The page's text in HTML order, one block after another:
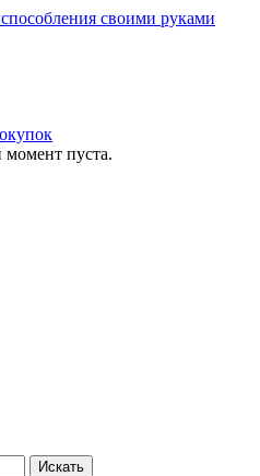
пуста.
Искать